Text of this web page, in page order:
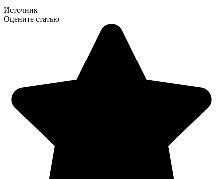
Источник
Оцените статью